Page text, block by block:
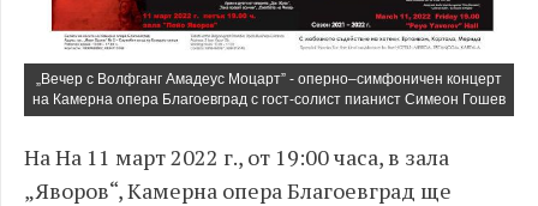
„Вечер с Волфганг Амадеус Моцарт” - оперно–симфоничен концерт
на Камерна опера Благоевград с гост-солист пианист Симеон Гошев
​На На 11 март 2022 г., от 19:00 часа, в зала
„Яворов“, Камерна опера Благоевград ще